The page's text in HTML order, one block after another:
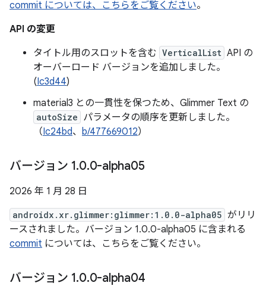
commit については、こちらをご覧ください。
API の変更
タイトル用のスロットを含む VerticalList API の
オーバーロード バージョンを追加しました。
(Ic3d44)
material3 との一貫性を保つため、Glimmer Text の
autoSize パラメータの順序を更新しました。
（Ic24bd、 b/477669012）
バージョン 1.0.0-alpha05
2026 年 1 月 28 日
androidx.xr.glimmer:glimmer:1.0.0-alpha05 がリリ
ースされました。バージョン 1.0.0-alpha05 に含まれる
commit については、こちらをご覧ください。
バージョン 1.0.0-alpha04